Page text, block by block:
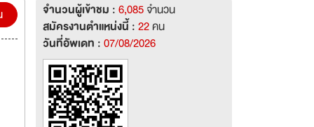
จำนวนผู้เข้าชม :6,085จำนวน
สมัครงานตำแหน่งนี้ :22คน
วันที่อัพเดท :07/08/2026